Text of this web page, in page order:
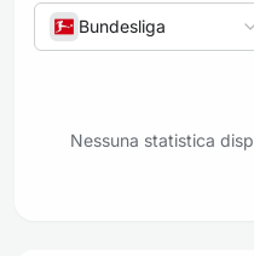
Bundesliga
Nessuna statistica